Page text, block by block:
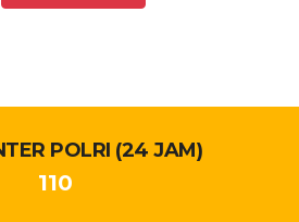
POLRI (24 JAM)
110